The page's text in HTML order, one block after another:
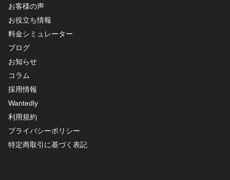
お客様の声
お役立ち情報
料金シミュレーター
ブログ
お知らせ
コラム
採用情報
Wantedly
利用規約
プライバシーポリシー
特定商取引に基づく表記